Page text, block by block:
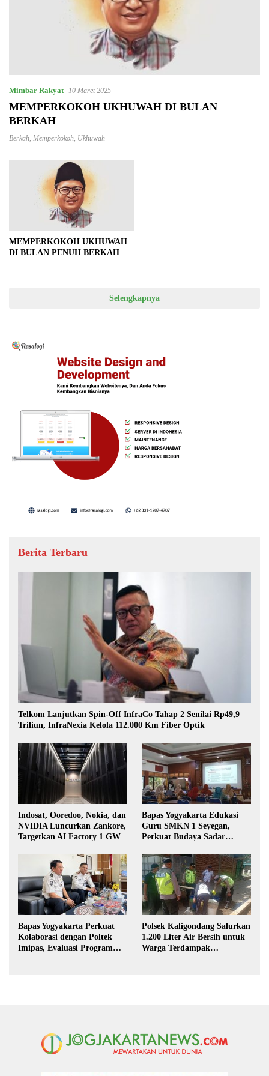
Mimbar Rakyat 10 Maret 2025
MEMPERKOKOH UKHUWAH DI BULAN
BERKAH
Berkah Memperkokoh Ukhuwah
MEMPERKOKOH UKHUWAH
DI BULAN PENUH BERKAH
Selengkapnya
Berita Terbaru
Telkom Lanjutkan Spin-Off InfraCo Tahap 2 Senilai Rp49,9
Triliun, InfraNexia Kelola 112.000 Km Fiber Optik
Indosat, Ooredoo, Nokia, dan
NVIDIA Luncurkan Zankore,
Targetkan AI Factory 1 GW
Bapas Yogyakarta Edukasi
Guru SMKN 1 Seyegan,
Perkuat Budaya Sadar
Bapas Yogyakarta Perkuat
Kolaborasi dengan Poltek
Imipas, Evaluasi Program
Polsek Kaligondang Salurkan
1.200 Liter Air Bersih untuk
Warga Terdampak